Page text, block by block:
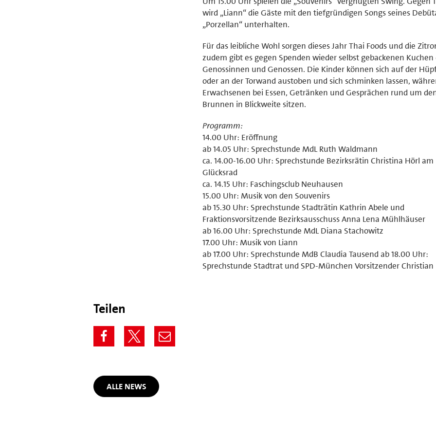
wird „Liann“ die Gäste mit den tiefgründigen Songs seines
„Porzellan“ unterhalten.
Für das leibliche Wohl sorgen dieses Jahr Thai Foods und die
zudem gibt es gegen Spenden wieder selbst gebackenen Kuchen
Genossinnen und Genossen. Die Kinder können sich auf der
oder an der Torwand austoben und sich schminken lassen,
Erwachsenen bei Essen, Getränken und Gesprächen rund um
Brunnen in Blickweite sitzen.
Programm:
14.00 Uhr: Eröffnung
ab 14.05 Uhr: Sprechstunde MdL Ruth Waldmann
ca. 14.00-16.00 Uhr: Sprechstunde Bezirksrätin Christina Hörl am
Glücksrad
ca. 14.15 Uhr: Faschingsclub Neuhausen
15.00 Uhr: Musik von den Souvenirs
ab 15.30 Uhr: Sprechstunde Stadträtin Kathrin Abele und
Fraktionsvorsitzende Bezirksausschuss Anna Lena Mühlhäuser
ab 16.00 Uhr: Sprechstunde MdL Diana Stachowitz
17.00 Uhr: Musik von Liann
ab 17.00 Uhr: Sprechstunde MdB Claudia Tausend ab 18.00 Uhr:
Sprechstunde Stadtrat und SPD-München Vorsitzender Christian
Teilen
ALLE NEWS